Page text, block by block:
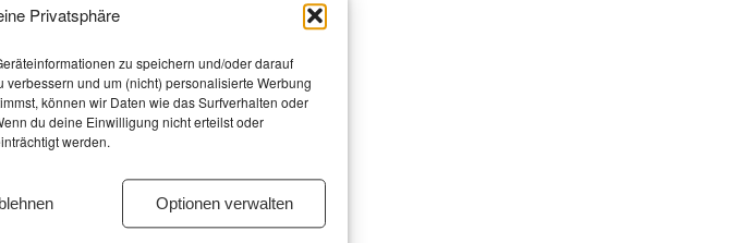
Privatsphäre
zu speichern und/oder darauf
und um (nicht) personalisierte Werbung
können wir Daten wie das Surfverhalten oder
du deine Einwilligung nicht erteilst oder
werden.
Optionen verwalten